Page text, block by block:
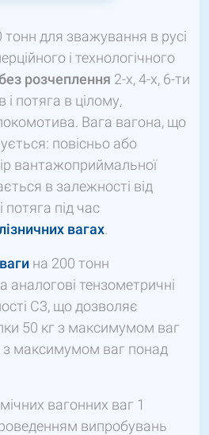
тонн для зважування в русі
і технологічного
розчеплення 2-х, 4-х, 6-ти
і потяга в цілому,
Вага вагона, що
повісньо або
вантажоприймальної
в залежності від
під час
вагах
на 200 тонн
тензометричні
С3, що дозволяє
50 кг з максимумом ваг
з максимумом ваг понад
вагонних ваг 1
випробувань